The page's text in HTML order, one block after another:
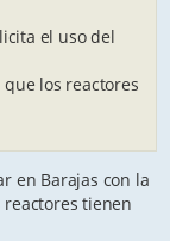
el uso del
los reactores
en Barajas con la
tienen